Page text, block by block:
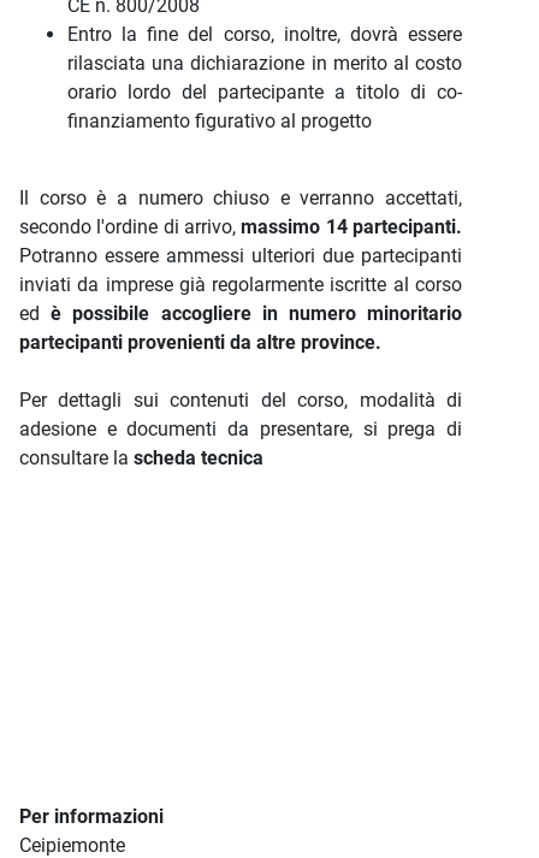
CE n. 800/2008
Entro la fine del corso, inoltre, dovrà essere
rilasciata una dichiarazione in merito al costo
orario lordo del partecipante a titolo di co-
finanziamento figurativo al progetto
Il corso è a numero chiuso e verranno accettati,
secondo l'ordine di arrivo,massimo 14 partecipanti.
Potranno essere ammessi ulteriori due partecipanti
inviati da imprese già regolarmente iscritte al corso
edè possibile accogliere in numero minoritario
partecipanti provenienti da altre province.
Per dettagli sui contenuti del corso, modalità di
adesione e documenti da presentare, si prega di
consultare la scheda tecnica
Per informazioni
Ceipiemonte